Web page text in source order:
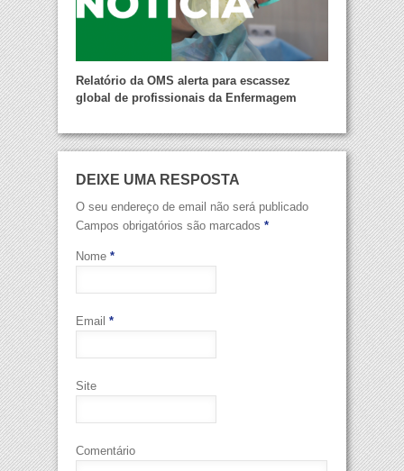
Relatório da OMS alerta para escassez
global de profissionais da Enfermagem
DEIXE UMA RESPOSTA
O seu endereço de email não será publicado
Campos obrigatórios são marcados *
Nome *
Email *
Site
Comentário